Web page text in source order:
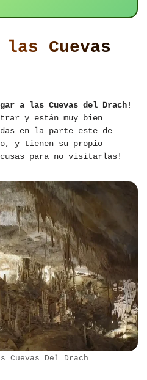
las Cuevas
a las Cuevas del Drach!
y están muy bien
en la parte este de
y tienen su propio
para no visitarlas!
Cuevas Del Drach